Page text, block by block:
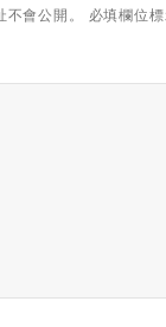
會公開。 必填欄位